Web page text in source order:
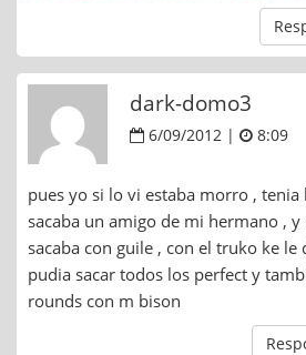
dark-domo3
6/09/2012 | 8:09
pues yo si lo vi estaba morro ,
sacaba un amigo de mi hermano ,
sacaba con guile , con el truko ke le
pudia sacar todos los perfect y
rounds con m bison